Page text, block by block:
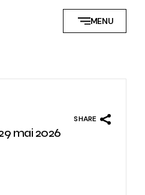
MENU
mai 2026
SHARE